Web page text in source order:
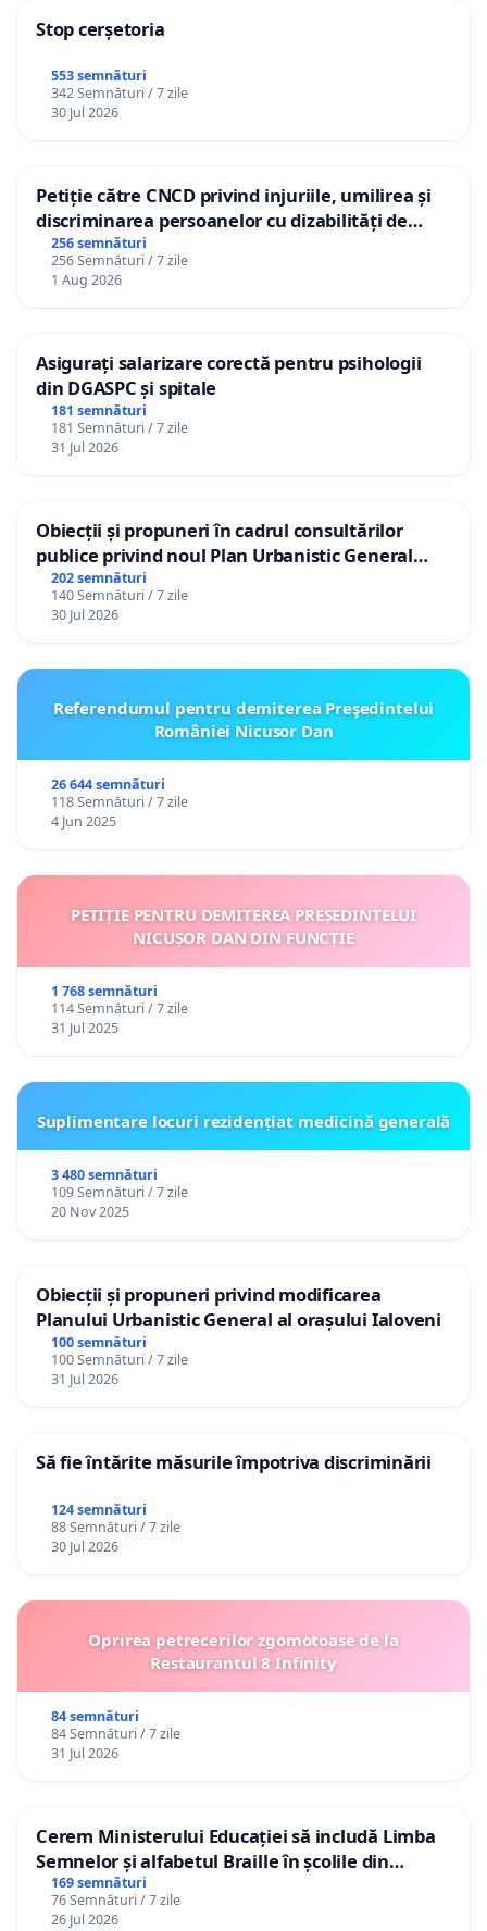
Stop cerșetoria
553 semnături
342 Semnături / 7 zile
30 Jul 2026
Petiție către CNCD privind injuriile, umilirea și
discriminarea persoanelor cu dizabilități de
către utilizatorul TikTok „Gorici”
256 semnături
256 Semnături / 7 zile
1 Aug 2026
Asigurați salarizare corectă pentru psihologii
din DGASPC și spitale
181 semnături
181 Semnături / 7 zile
31 Jul 2026
Obiecții și propuneri în cadrul consultărilor
publice privind noul Plan Urbanistic General
(PUG) Ialoveni
202 semnături
140 Semnături / 7 zile
30 Jul 2026
Referendumul pentru demiterea Preşedintelui
României Nicusor Dan
26 644 semnături
118 Semnături / 7 zile
4 Jun 2025
PETIȚIE PENTRU DEMITEREA PREȘEDINTELUI
NICUȘOR DAN DIN FUNCȚIE
1 768 semnături
114 Semnături / 7 zile
31 Jul 2025
Suplimentare locuri rezidențiat medicină generală
3 480 semnături
109 Semnături / 7 zile
20 Nov 2025
Obiecții și propuneri privind modificarea
Planului Urbanistic General al orașului Ialoveni
100 semnături
100 Semnături / 7 zile
31 Jul 2026
Să fie întărite măsurile împotriva discriminării
124 semnături
88 Semnături / 7 zile
30 Jul 2026
Oprirea petrecerilor zgomotoase de la
Restaurantul 8 Infinity
84 semnături
84 Semnături / 7 zile
31 Jul 2026
Cerem Ministerului Educației să includă Limba
Semnelor și alfabetul Braille în școlile din
Republica Moldova!
169 semnături
76 Semnături / 7 zile
26 Jul 2026